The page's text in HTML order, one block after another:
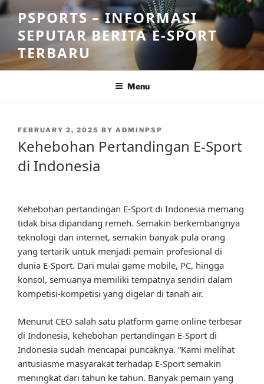
Skip
to
content
PSPORTS – INFORMASI
SEPUTAR BERITA E-SPORT
TERBARU
Menu
POSTED
FEBRUARY 2, 2025 BY ADMINPSP
Kehebohan Pertandingan E-Sport
di Indonesia
Kehebohan pertandingan E-Sport di Indonesia memang
tidak bisa dipandang remeh. Semakin berkembangnya
teknologi dan internet, semakin banyak pula orang
yang tertarik untuk menjadi pemain profesional di
dunia E-Sport. Dari mulai game mobile, PC, hingga
konsol, semuanya memiliki tempatnya sendiri dalam
kompetisi-kompetisi yang digelar di tanah air.
Menurut CEO salah satu platform game online terbesar
di Indonesia, kehebohan pertandingan E-Sport di
Indonesia sudah mencapai puncaknya. “Kami melihat
antusiasme masyarakat terhadap E-Sport semakin
meningkat dari tahun ke tahun. Banyak pemain yang